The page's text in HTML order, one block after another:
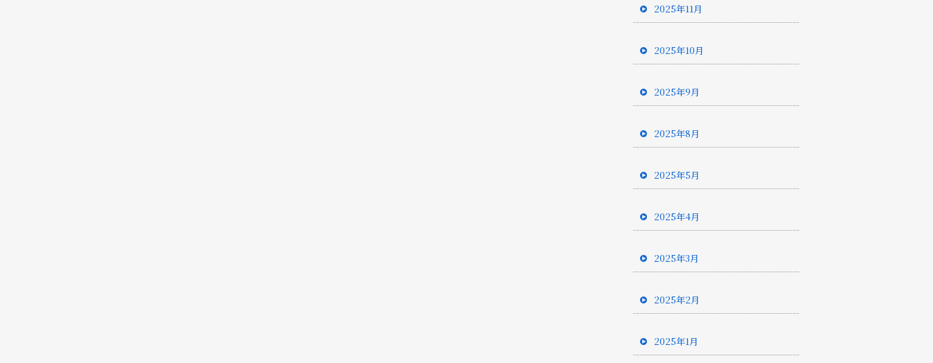
2025年11月
2025年10月
2025年9月
2025年8月
2025年5月
2025年4月
2025年3月
2025年2月
2025年1月